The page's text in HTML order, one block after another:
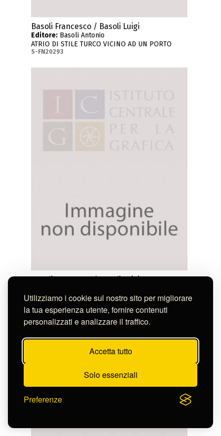
Utilizziamo i cookie sul nostro sito per migliorare
la tua esperienza utente, fornire contenuti
personalizzati e analizzare il traffico.
Accetta tutto
Solo essenziali
Preferenze
Basoli Francesco / Basoli Luigi
Editore: Basoli Antonio
ATRIO DI STILE TURCO VICINO AD UN PORTO
S-FN20293
Basoli Francesco / Basoli Luigi
FARO IN UN PORTO DI MARE DI NOTTE